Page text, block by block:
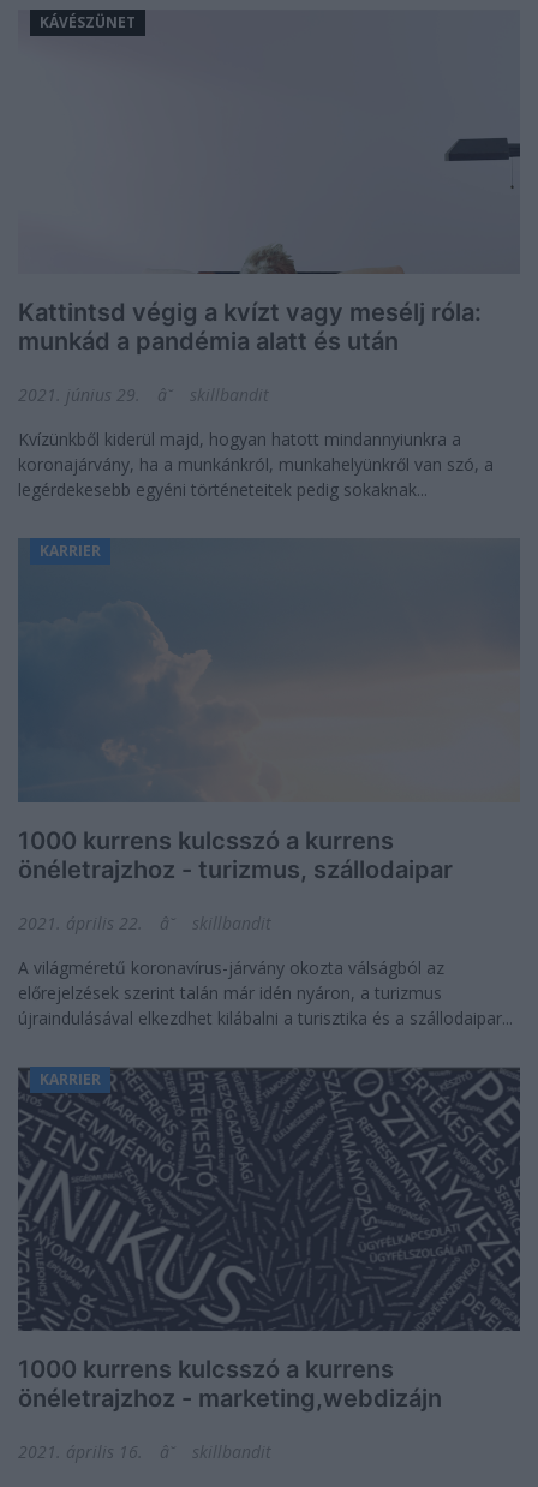
KÁVÉSZÜNET
Kattintsd végig a kvízt vagy mesélj róla:
munkád a pandémia alatt és után
2021. június 29.
skillbandit
Kvízünkből kiderül majd, hogyan hatott mindannyiunkra a
koronajárvány, ha a munkánkról, munkahelyünkről van szó, a
legérdekesebb egyéni történeteitek pedig sokaknak...
KARRIER
1000 kurrens kulcsszó a kurrens
önéletrajzhoz - turizmus, szállodaipar
2021. április 22.
skillbandit
A világméretű koronavírus-járvány okozta válságból az
előrejelzések szerint talán már idén nyáron, a turizmus
újraindulásával elkezdhet kilábalni a turisztika és a szállodaipar...
KARRIER
1000 kurrens kulcsszó a kurrens
önéletrajzhoz - marketing,webdizájn
2021. április 16.
skillbandit